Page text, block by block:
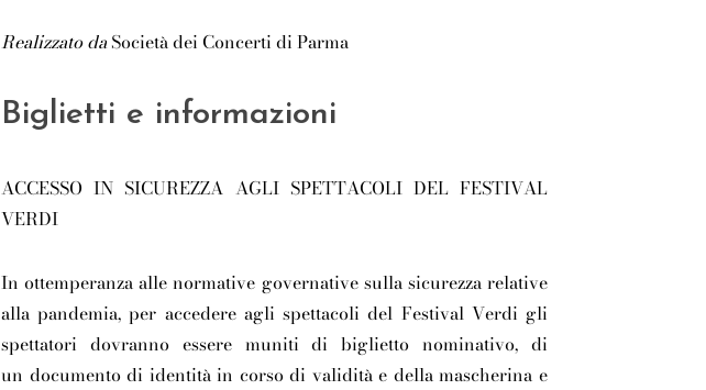
Realizzato daSocietà dei Concerti di Parma
Biglietti e informazioni
ACCESSO IN SICUREZZA AGLI SPETTACOLI DEL FESTIVAL
VERDI
In ottemperanza alle normative governative sulla sicurezza relative
alla pandemia, per accedere agli spettacoli del Festival Verdi gli
spettatori dovranno essere muniti dibiglietto nominativo, di
un documento di identità in corso di validitàe dellamascherina e